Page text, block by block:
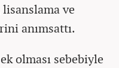
lisanslama ve
anımsattı.
olması sebebiyle